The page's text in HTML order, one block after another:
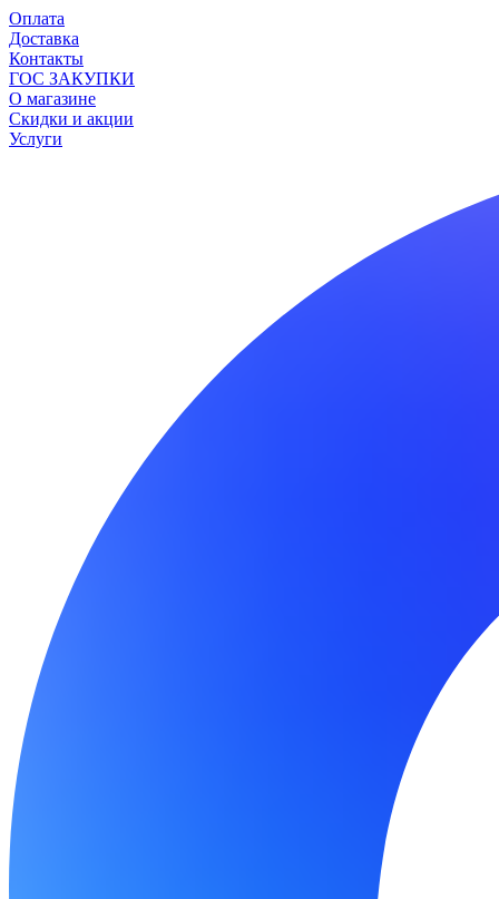
Оплата
Доставка
Контакты
ГОС ЗАКУПКИ
О магазине
Скидки и акции
Услуги